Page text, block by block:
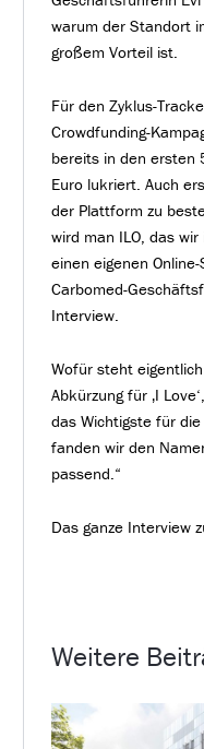
warum der Standort
großem Vorteil ist.
Für den Zyklus-
Crowdfunding-
bereits in den ersten
Euro lukriert. Auch
der Plattform zu
wird man ILO, das
einen eigenen
Carbomed-
Interview.
Wofür steht
Abkürzung für ‚I
das Wichtigste für
fanden wir den
passend.“
Das ganze Interview
Weitere